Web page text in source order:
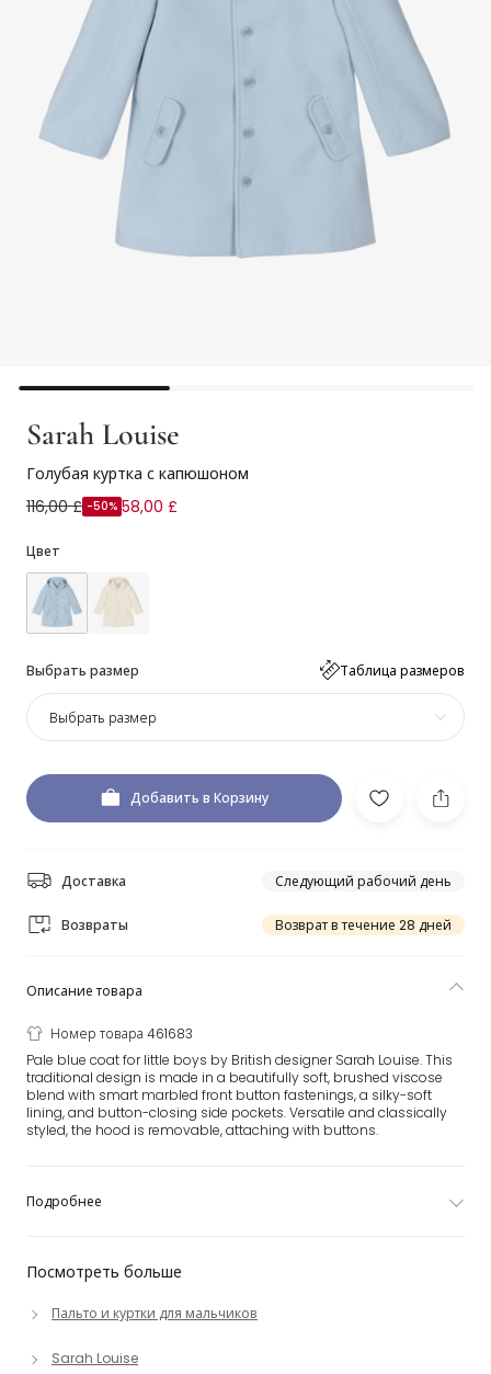
Sarah Louise
Голубая куртка с капюшоном
116,00 £ -50% 58,00 £
Цвет
Выбрать размер Таблица размеров
Выбрать размер
Добавить в Корзину
Доставка Следующий рабочий день
Возвраты Возврат в течение 28 дней
Посмотреть больше
Пальто и куртки для мальчиков
Sarah Louise
Описание товара
Номер товара 461683
Pale blue coat for little boys by British designer Sarah Louise. This
traditional design is made in a beautifully soft, brushed viscose
blend with smart marbled front button fastenings, a silky-soft
lining, and button-closing side pockets. Versatile and classically
styled, the hood is removable, attaching with buttons.
Подробнее